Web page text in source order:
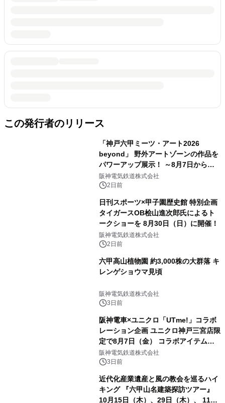
この発行者のリリース
「神戸六甲ミーツ・アート2026
beyond」 野外アートゾーンの作品を
パワーアップ展示！ ～8月7日からは
直前割パスポートを販売～
阪神電気鉄道株式会社
2日前
日刊スポーツ×甲子園歴史館 特別企画
タイガースOB桧山進次郎氏によるト
ークショーを 8月30日（日）に開催！
阪神電気鉄道株式会社
2日前
六甲高山植物園 約3,000株の大群落 キ
レンゲショウマ見頃
阪神電気鉄道株式会社
3日前
阪神電車×ユニクロ「UTme!」コラボ
レーション企画 ユニクロ神戸三宮店限
定で8月7日（金） コラボアイテムが
発売決定！
阪神電気鉄道株式会社
3日前
近代化産業遺産と風の教会を巡るハイ
キング 『六甲山名建築探訪ツアー』
10月15日（木）、29日（木）、 11月